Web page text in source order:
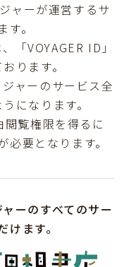
ャーが運営するサ
。
「VOYAGER ID」
ります。
ャーのサービス全
になります。
覧権限を得るに
要となります。
ーのすべてのサー
けます。